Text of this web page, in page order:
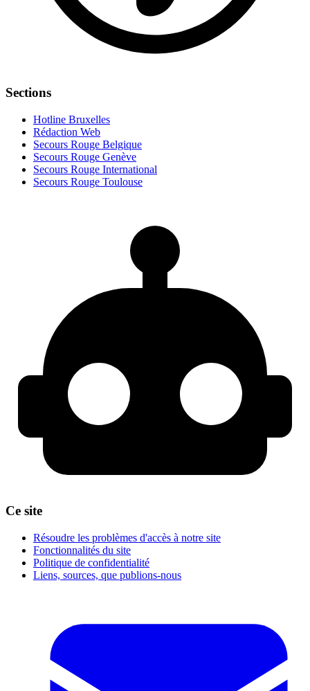
Sections
Hotline Bruxelles
Rédaction Web
Secours Rouge Belgique
Secours Rouge Genève
Secours Rouge International
Secours Rouge Toulouse
Ce site
Résoudre les problèmes d'accès à notre site
Fonctionnalités du site
Politique de confidentialité
Liens, sources, que publions-nous